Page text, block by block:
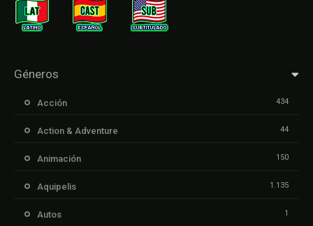
Géneros
Acción 434
Action & Adventure 44
Animación 150
Aquipelis 1.135
Autos 1